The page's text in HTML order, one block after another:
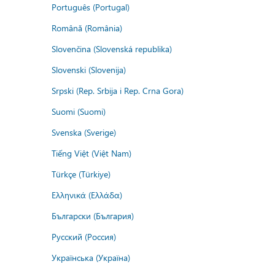
Português (Portugal)
Română (România)
Slovenčina (Slovenská republika)
Slovenski (Slovenija)
Srpski (Rep. Srbija i Rep. Crna Gora)
Suomi (Suomi)
Svenska (Sverige)
Tiếng Việt (Việt Nam)
Türkçe (Türkiye)
Ελληνικά (Ελλάδα)
Български (България)
Русский (Россия)
Українська (Україна)